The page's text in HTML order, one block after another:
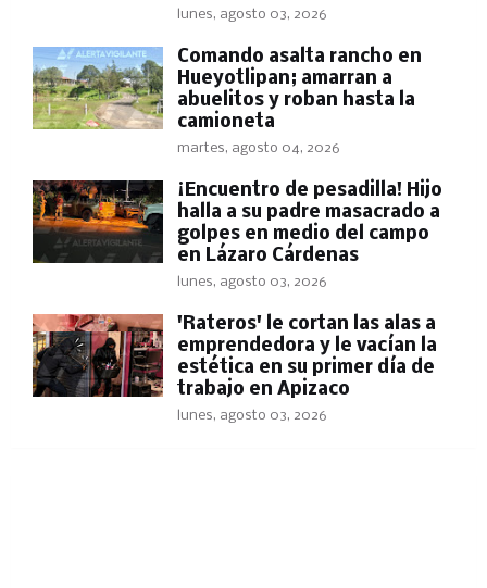
lunes, agosto 03, 2026
Comando asalta rancho en
Hueyotlipan; amarran a
abuelitos y roban hasta la
camioneta
martes, agosto 04, 2026
​¡Encuentro de pesadilla! Hijo
halla a su padre masacrado a
golpes en medio del campo
en Lázaro Cárdenas
lunes, agosto 03, 2026
'Rateros' le cortan las alas a
emprendedora y le vacían la
estética en su primer día de
trabajo en Apizaco
lunes, agosto 03, 2026